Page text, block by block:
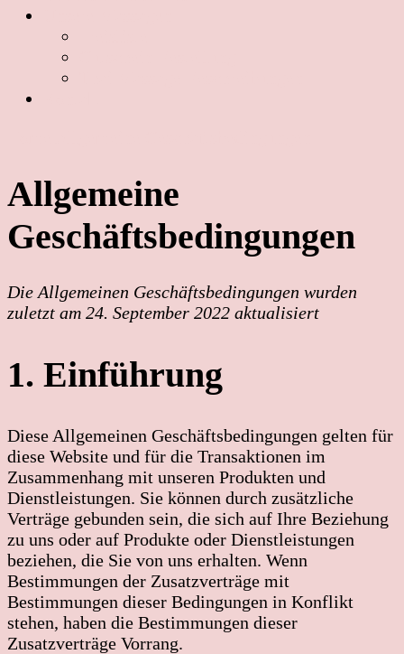
Allgemeine
Geschäftsbedingungen
Die Allgemeinen Geschäftsbedingungen wurden
zuletzt am 24. September 2022 aktualisiert
1. Einführung
Diese Allgemeinen Geschäftsbedingungen gelten für
diese Website und für die Transaktionen im
Zusammenhang mit unseren Produkten und
Dienstleistungen. Sie können durch zusätzliche
Verträge gebunden sein, die sich auf Ihre Beziehung
zu uns oder auf Produkte oder Dienstleistungen
beziehen, die Sie von uns erhalten. Wenn
Bestimmungen der Zusatzverträge mit
Bestimmungen dieser Bedingungen in Konflikt
stehen, haben die Bestimmungen dieser
Zusatzverträge Vorrang.